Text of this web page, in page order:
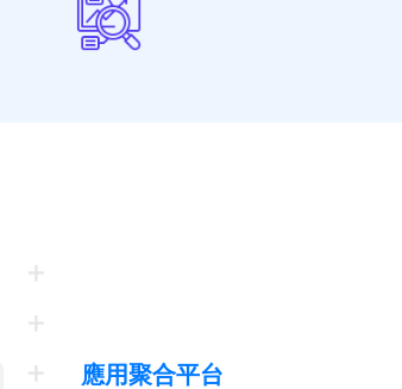
應用聚合平台